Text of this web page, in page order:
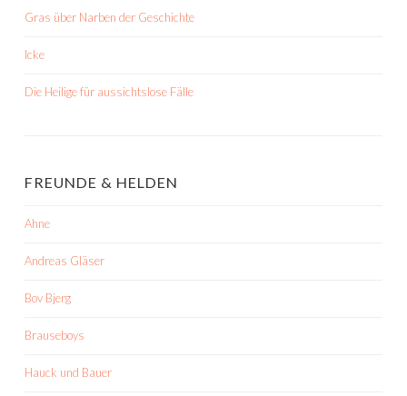
Gras über Narben der Geschichte
Icke
Die Heilige für aussichtslose Fälle
FREUNDE & HELDEN
Ahne
Andreas Gläser
Bov Bjerg
Brauseboys
Hauck und Bauer